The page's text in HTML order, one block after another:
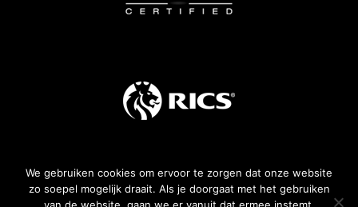
Algemene voorwaarden
We gebruiken cookies om ervoor te zorgen dat onze website
zo soepel mogelijk draait. Als je doorgaat met het gebruiken